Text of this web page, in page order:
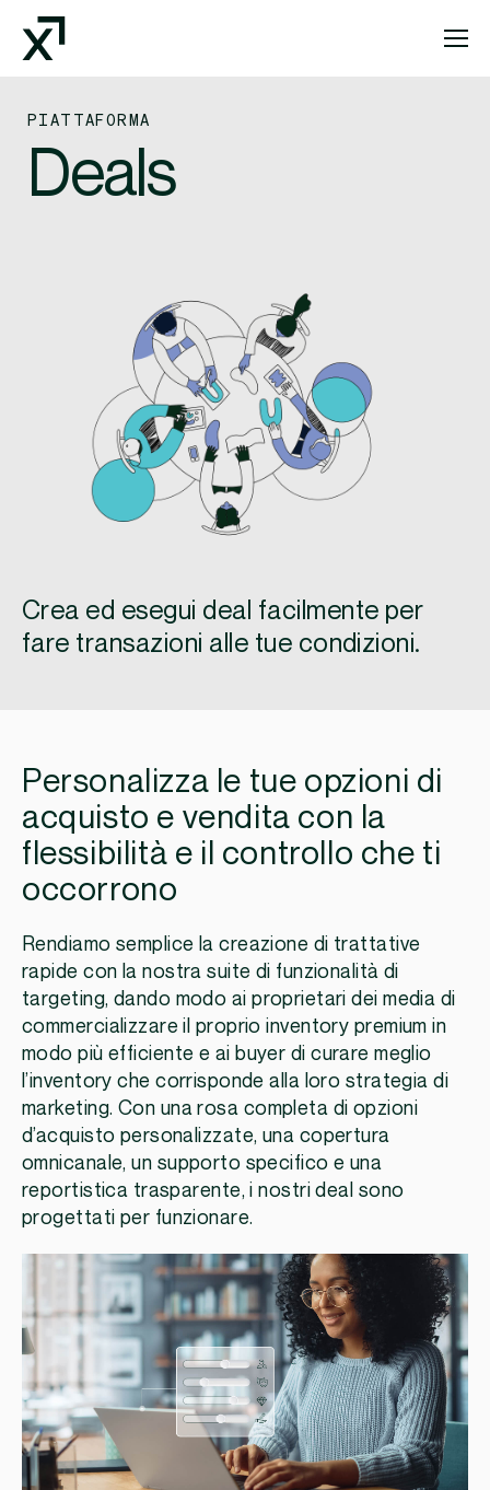
Index Exchange Home page
PIATTAFORMA
Deals
Crea ed esegui deal facilmente per
fare transazioni alle tue condizioni.
Personalizza le tue opzioni di
acquisto e vendita con la
flessibilità e il controllo che ti
occorrono
Rendiamo semplice la creazione di trattative
rapide con la nostra suite di funzionalità di
targeting, dando modo ai proprietari dei media di
commercializzare il proprio inventory premium in
modo più efficiente e ai buyer di curare meglio
l’inventory che corrisponde alla loro strategia di
marketing. Con una rosa completa di opzioni
d’acquisto personalizzate, una copertura
omnicanale, un supporto specifico e una
reportistica trasparente, i nostri deal sono
progettati per funzionare.